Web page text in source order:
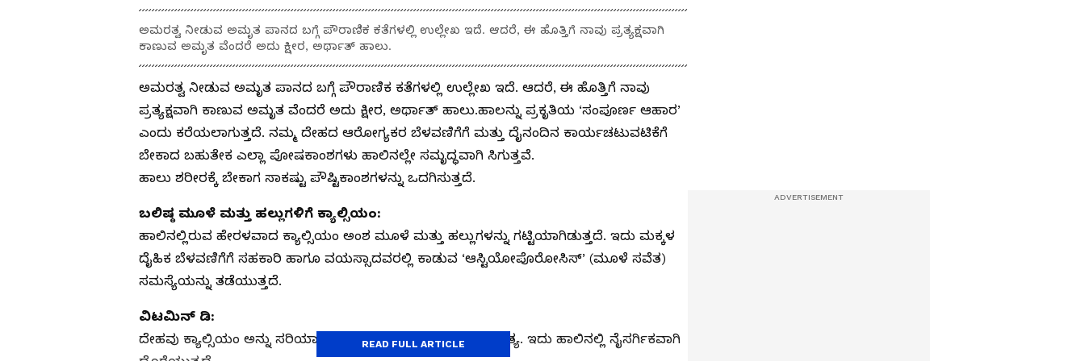
ಅಮರತ್ವ ನೀಡುವ ಅಮೃತ ಪಾನದ ಬಗ್ಗೆ ಪೌರಾಣಿಕ ಕತೆಗಳಲ್ಲಿ ಉಲ್ಲೇಖ ಇದೆ. ಆದರೆ, ಈ ಹೊತ್ತಿಗೆ ನಾವು ಪ್ರತ್ಯಕ್ಷವಾಗಿ
ಕಾಣುವ ಅಮೃತ ವೆಂದರೆ ಅದು ಕ್ಷೀರ, ಅರ್ಥಾತ್ ಹಾಲು.
ಅಮರತ್ವ ನೀಡುವ ಅಮೃತ ಪಾನದ ಬಗ್ಗೆ ಪೌರಾಣಿಕ ಕತೆಗಳಲ್ಲಿ ಉಲ್ಲೇಖ ಇದೆ. ಆದರೆ, ಈ ಹೊತ್ತಿಗೆ ನಾವು
ಪ್ರತ್ಯಕ್ಷವಾಗಿ ಕಾಣುವ ಅಮೃತ ವೆಂದರೆ ಅದು ಕ್ಷೀರ, ಅರ್ಥಾತ್ ಹಾಲು.ಹಾಲನ್ನು ಪ್ರಕೃತಿಯ ‘ಸಂಪೂರ್ಣ ಆಹಾರ’
ಎಂದು ಕರೆಯಲಾಗುತ್ತದೆ. ನಮ್ಮ ದೇಹದ ಆರೋಗ್ಯಕರ ಬೆಳವಣಿಗೆಗೆ ಮತ್ತು ದೈನಂದಿನ ಕಾರ್ಯಚಟುವಟಿಕೆಗೆ
ಬೇಕಾದ ಬಹುತೇಕ ಎಲ್ಲಾ ಪೋಷಕಾಂಶಗಳು ಹಾಲಿನಲ್ಲೇ ಸಮೃದ್ಧವಾಗಿ ಸಿಗುತ್ತವೆ.
ಹಾಲು ಶರೀರಕ್ಕೆ ಬೇಕಾಗ ಸಾಕಷ್ಟು ಪೌಷ್ಟಿಕಾಂಶಗಳನ್ನು ಒದಗಿಸುತ್ತದೆ.
ಬಲಿಷ್ಠ ಮೂಳೆ ಮತ್ತು ಹಲ್ಲುಗಳಿಗೆ ಕ್ಯಾಲ್ಸಿಯಂ:
ಹಾಲಿನಲ್ಲಿರುವ ಹೇರಳವಾದ ಕ್ಯಾಲ್ಸಿಯಂ ಅಂಶ ಮೂಳೆ ಮತ್ತು ಹಲ್ಲುಗಳನ್ನು ಗಟ್ಟಿಯಾಗಿಡುತ್ತದೆ. ಇದು ಮಕ್ಕಳ
ದೈಹಿಕ ಬೆಳವಣಿಗೆಗೆ ಸಹಕಾರಿ ಹಾಗೂ ವಯಸ್ಸಾದವರಲ್ಲಿ ಕಾಡುವ ‘ಆಸ್ಟಿಯೋಪೊರೋಸಿಸ್’ (ಮೂಳೆ ಸವೆತ)
ಸಮಸ್ಯೆಯನ್ನು ತಡೆಯುತ್ತದೆ.
ವಿಟಮಿನ್ ಡಿ:
ದೇಹವು ಕ್ಯಾಲ್ಸಿಯಂ ಅನ್ನು ಸರಿಯಾಗಿ ಹೀರಿಕೊಳ್ಳಲು ವಿಟಮಿನ್ ಡಿ ಅತ್ಯಗತ್ಯ. ಇದು ಹಾಲಿನಲ್ಲಿ ನೈಸರ್ಗಿಕವಾಗಿ
READ FULL ARTICLE